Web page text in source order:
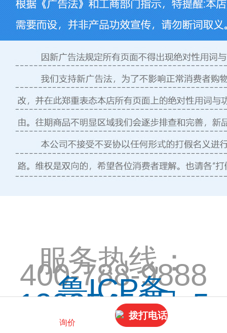
询价
拨打电话
服务热线：
400-788-9888
鲁ICP备
12025456号-5